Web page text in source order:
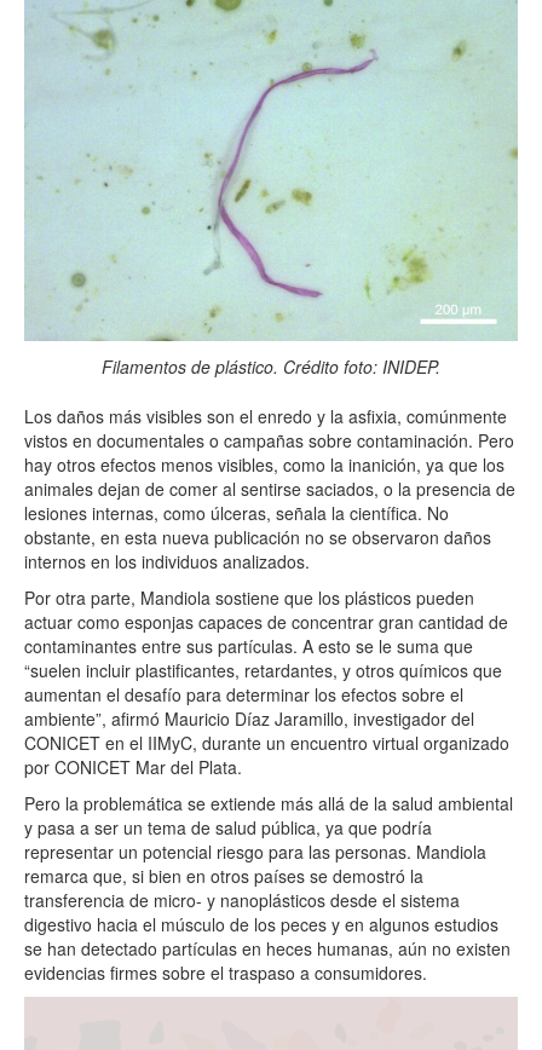
Filamentos de plástico. Crédito foto: INIDEP.
Los daños más visibles son el enredo y la asfixia, comúnmente
vistos en documentales o campañas sobre contaminación. Pero
hay otros efectos menos visibles, como la inanición, ya que los
animales dejan de comer al sentirse saciados, o la presencia de
lesiones internas, como úlceras, señala la científica. No
obstante, en esta nueva publicación no se observaron daños
internos en los individuos analizados.
Por otra parte, Mandiola sostiene que los plásticos pueden
actuar como esponjas capaces de concentrar gran cantidad de
contaminantes entre sus partículas. A esto se le suma que
“suelen incluir plastificantes, retardantes, y otros químicos que
aumentan el desafío para determinar los efectos sobre el
ambiente”, afirmó Mauricio Díaz Jaramillo, investigador del
CONICET en el IIMyC, durante un encuentro virtual organizado
por CONICET Mar del Plata.
Pero la problemática se extiende más allá de la salud ambiental
y pasa a ser un tema de salud pública, ya que podría
representar un potencial riesgo para las personas. Mandiola
remarca que, si bien en otros países se demostró la
transferencia de micro- y nanoplásticos desde el sistema
digestivo hacia el músculo de los peces y en algunos estudios
se han detectado partículas en heces humanas, aún no existen
evidencias firmes sobre el traspaso a consumidores.